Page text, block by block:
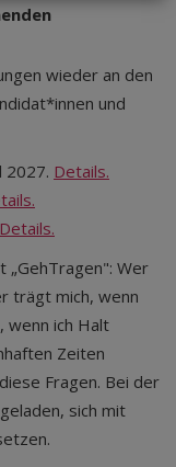
wieder an den
und
2027. Details.
Details.
„GehTragen": Wer
trägt mich, wenn
wenn ich Halt
Zeiten
Fragen. Bei der
sich mit